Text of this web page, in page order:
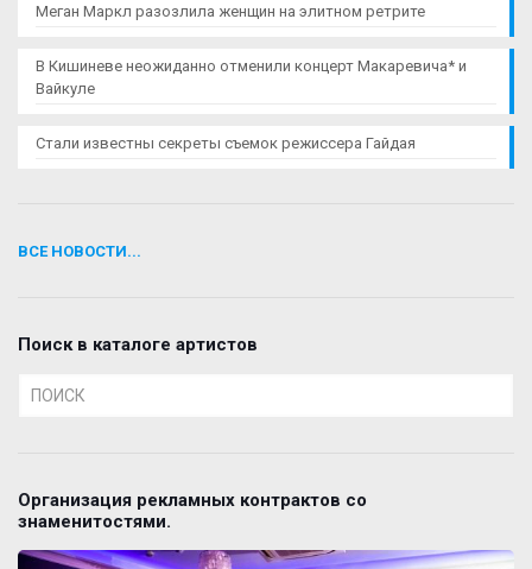
Меган Маркл разозлила женщин на элитном ретрите
В Кишиневе неожиданно отменили концерт Макаревича* и
Вайкуле
Стали известны секреты съемок режиссера Гайдая
ВСЕ НОВОСТИ...
Поиск в каталоге артистов
Организация рекламных контрактов со
знаменитостями.